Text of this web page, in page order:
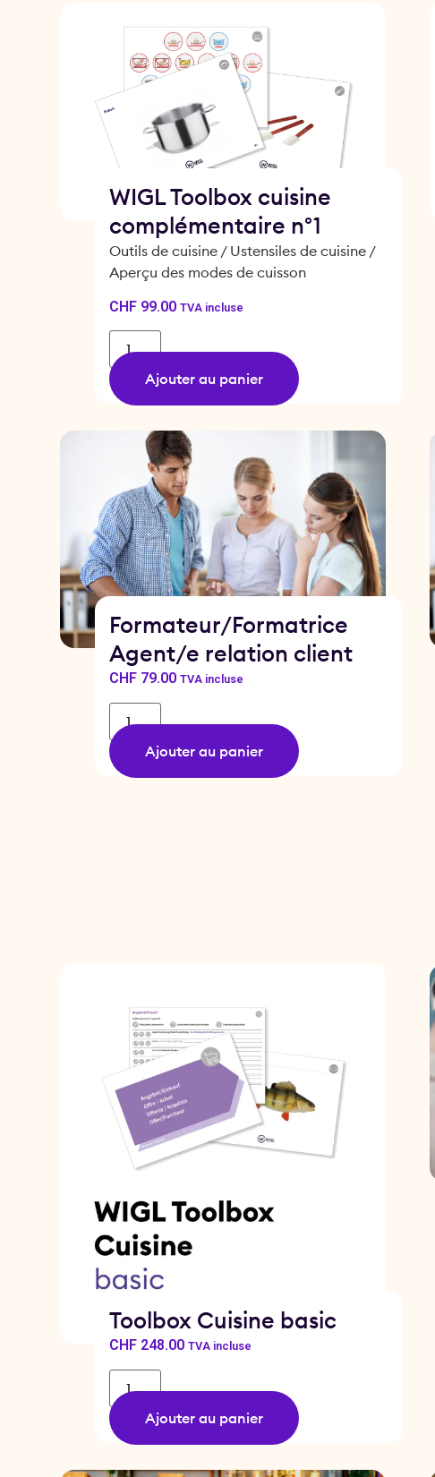
WIGL Toolbox cuisine
complémentaire n°1
Outils de cuisine / Ustensiles de cuisine /
Aperçu des modes de cuisson
CHF99.00 TVA incluse
Ajouter au panier
Formateur/Formatrice
Agent/e relation client
CHF79.00 TVA incluse
Ajouter au panier
Toolbox Cuisine basic
CHF248.00 TVA incluse
Ajouter au panier